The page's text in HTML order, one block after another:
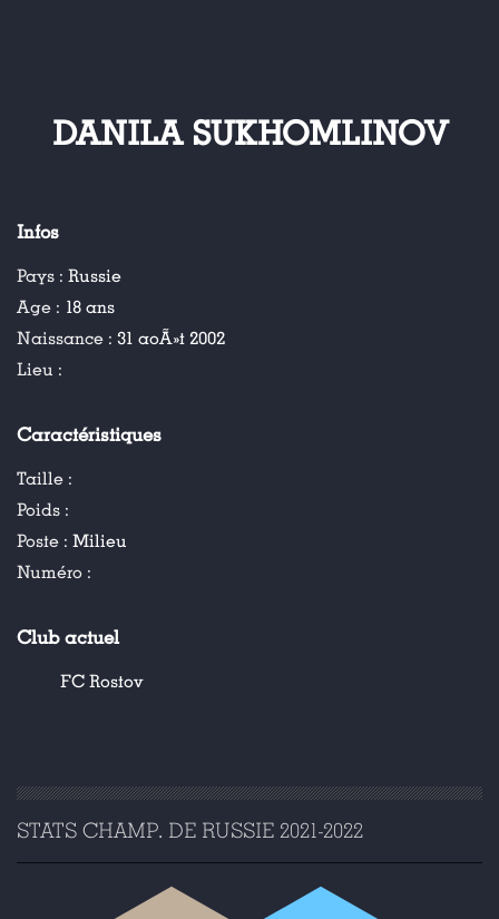
DANILA SUKHOMLINOV
Infos
Pays : Russie
Age : 18 ans
Naissance : 31 aoÃ»t 2002
Lieu :
Caractéristiques
Taille :
Poids :
Poste : Milieu
Numéro :
Club actuel
FC Rostov
STATS CHAMP. DE RUSSIE 2021-2022